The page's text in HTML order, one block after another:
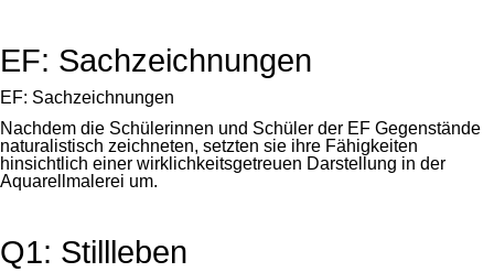
EF: Sachzeichnungen
EF: Sachzeichnungen
Nachdem die Schülerinnen und Schüler der EF Gegenstände
naturalistisch zeichneten, setzten sie ihre Fähigkeiten
hinsichtlich einer wirklichkeitsgetreuen Darstellung in der
Aquarellmalerei um.
Q1: Stillleben